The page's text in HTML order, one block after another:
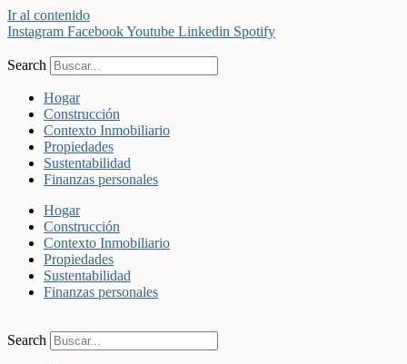
Ir al contenido
Instagram FacebookYoutube Linkedin Spotify
Search
Hogar
Construcción
Contexto Inmobiliario
Propiedades
Sustentabilidad
Finanzas personales
Hogar
Construcción
Contexto Inmobiliario
Propiedades
Sustentabilidad
Finanzas personales
Search